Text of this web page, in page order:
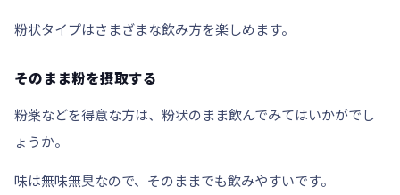
粉状タイプはさまざまな飲み方を楽しめます。
そのまま粉を摂取する
粉薬などを得意な方は、 粉状のまま飲んでみてはいかがでし
ょうか。
味は無味無臭なので、そのままでも飲みやすいです。